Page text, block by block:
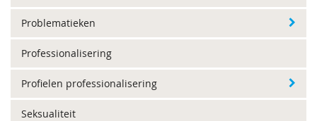
Problematieken
Professionalisering
Profielen professionalisering
Seksualiteit